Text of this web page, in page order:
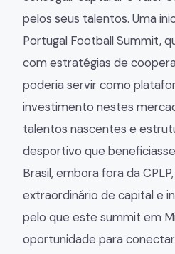
pelos seus talentos. Uma
Portugal Football Summit,
com estratégias de
poderia servir como
investimento nestes
talentos nascentes e
desportivo que
Brasil, embora fora da
extraordinário de capital e
pelo que este summit em
oportunidade para